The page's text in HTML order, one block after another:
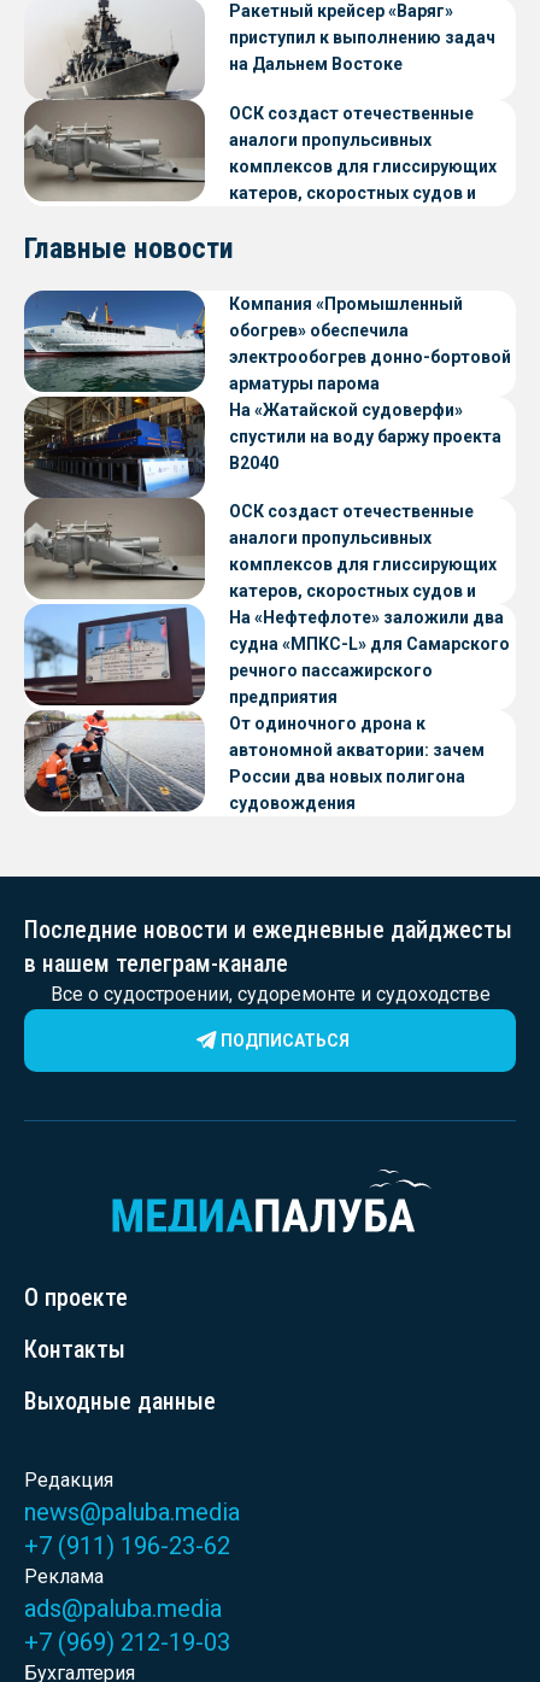
Ракетный крейсер «Варяг»
приступил к выполнению задач
на Дальнем Востоке
ОСК создаст отечественные
аналоги пропульсивных
комплексов для глиссирующих
катеров, скоростных судов и
Главные новости
Компания «Промышленный
обогрев» обеспечила
электрообогрев донно-бортовой
арматуры парома
«Петропавловск» проекта CNF22
На «Жатайской судоверфи»
спустили на воду баржу проекта
В2040
ОСК создаст отечественные
аналоги пропульсивных
комплексов для глиссирующих
катеров, скоростных судов и
судов с малой осадкой
На «Нефтефлоте» заложили два
судна «МПКС-L» для Самарского
речного пассажирского
предприятия
От одиночного дрона к
автономной акватории: зачем
России два новых полигона
судовождения
Последние новости и ежедневные дайджесты
в нашем телеграм-канале
Все о судостроении, судоремонте и судоходстве
ПОДПИСАТЬСЯ
О проекте
Контакты
Выходные данные
Редакция
news@paluba.media
+7 (911) 196-23-62
Реклама
ads@paluba.media
+7 (969) 212-19-03
Бухгалтерия